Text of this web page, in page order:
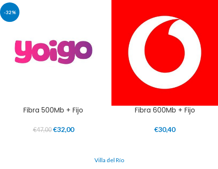
-32%
Fibra 500Mb + Fijo
€47,00 €32,00
Fibra 600Mb + Fijo
€30,40
Villa del Río